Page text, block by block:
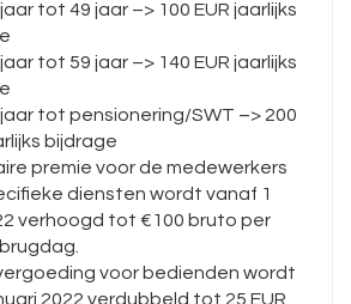
tot 49 jaar –> 100 EUR jaarlijks
tot 59 jaar –> 140 EUR jaarlijks
jaar tot pensionering/SWT –> 200
bijdrage
premie voor de medewerkers
diensten wordt vanaf 1
verhoogd tot €100 bruto per
voor bedienden wordt
2022 verdubbeld tot 25 EUR